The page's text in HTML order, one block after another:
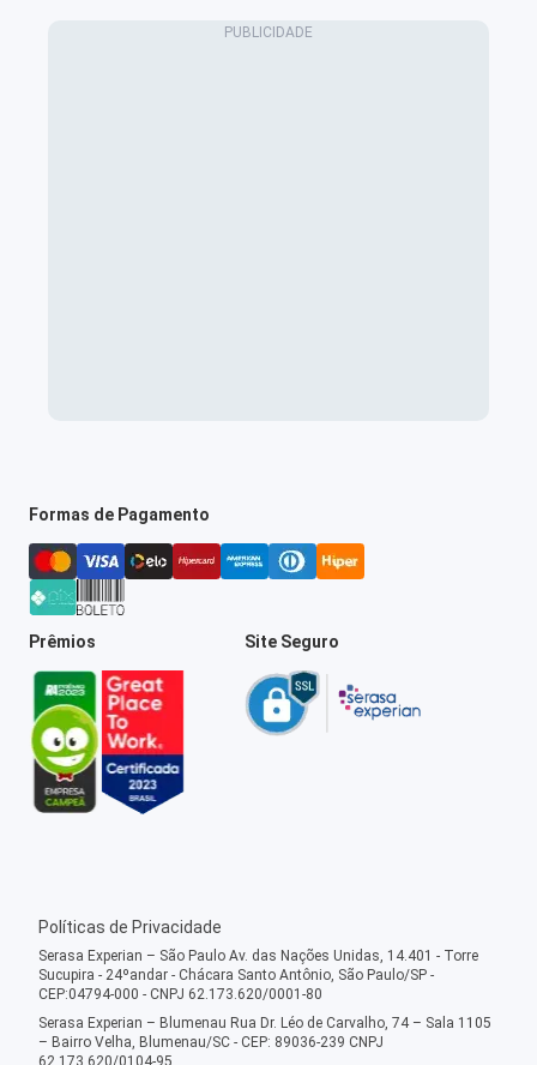
Formas de Pagamento
Prêmios Site Seguro
Políticas de Privacidade
Serasa Experian – São Paulo Av. das Nações Unidas, 14.401 - Torre
Sucupira - 24ºandar - Chácara Santo Antônio, São Paulo/SP -
CEP:04794-000 - CNPJ 62.173.620/0001-80
Serasa Experian – Blumenau Rua Dr. Léo de Carvalho, 74 – Sala 1105
– Bairro Velha, Blumenau/SC - CEP: 89036-239 CNPJ
62.173.620/0104-95